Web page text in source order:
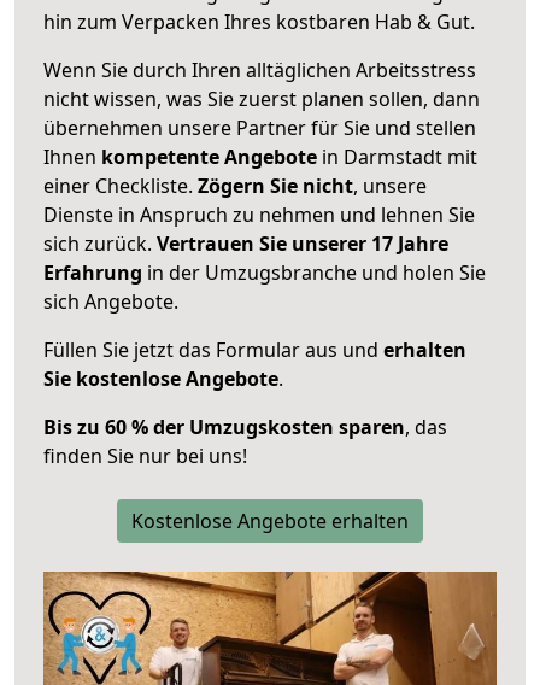
hin zum Verpacken Ihres kostbaren Hab & Gut.
Wenn Sie durch Ihren alltäglichen Arbeitsstress
nicht wissen, was Sie zuerst planen sollen, dann
übernehmen unsere Partner für Sie und stellen
Ihnen kompetente Angebote in Darmstadt mit
einer Checkliste. Zögern Sie nicht, unsere
Dienste in Anspruch zu nehmen und lehnen Sie
sich zurück. Vertrauen Sie unserer 17 Jahre
Erfahrung in der Umzugsbranche und holen Sie
sich Angebote.
Füllen Sie jetzt das Formular aus und erhalten
Sie kostenlose Angebote.
Bis zu 60 % der Umzugskosten sparen, das
finden Sie nur bei uns!
Kostenlose Angebote erhalten